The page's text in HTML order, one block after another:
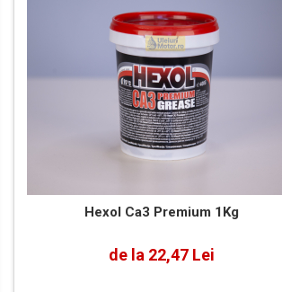
Produse Întreținere
Accesorii Auto
Detailing Auto
Hexol Ca3 Premium 1Kg
de la 22,47 Lei